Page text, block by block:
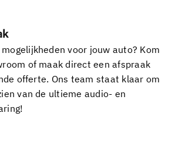
voor jouw auto? Kom
of maak direct een afspraak
offerte. Ons team staat klaar om
van de ultieme audio- en